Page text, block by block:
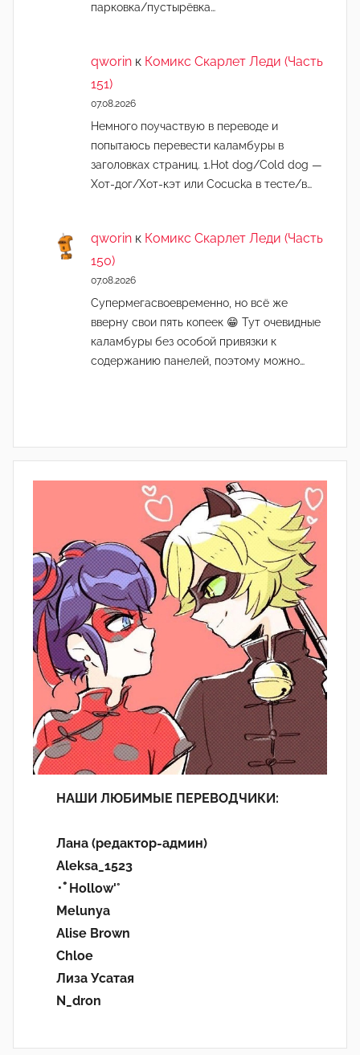
парковка/пустырёвка…
qworin к Комикс Скарлет Леди (Часть
151)
07.08.2026
Немного поучаствую в переводе и
попытаюсь перевести каламбуры в
заголовках страниц. 1.Hot dog/Cold dog —
Хот-дог/Хот-кэт или Cocucka в тесте/в…
qworin к Комикс Скарлет Леди (Часть
150)
07.08.2026
Супермегасвоевременно, но всё же
вверну свои пять копеек 😁 Тут очевидные
каламбуры без особой привязки к
содержанию панелей, поэтому можно…
НАШИ ЛЮБИМЫЕ ПЕРЕВОДЧИКИ:
Лана (редактор-админ)
Aleksa_1523
･ﾟHollow'°
Melunya
Alise Brown
Chloe
Лиза Усатая
N_dron